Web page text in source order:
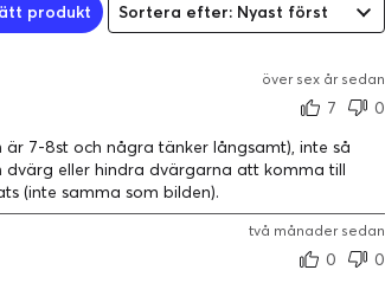
produkt Sortera efter: Nyast först
över sex år sedan
7
0
7-8st och några tänker långsamt), inte så
eller hindra dvärgarna att komma till
(inte samma som bilden).
två månader sedan
0
0